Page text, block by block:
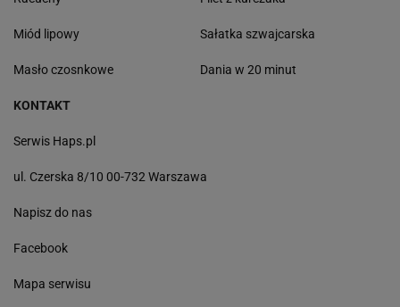
Miód lipowy
Masło czosnkowe
Sałatka szwajcarska
Dania w 20 minut
KONTAKT
Serwis Haps.pl
ul. Czerska 8/10 00-732 Warszawa
Napisz do nas
Facebook
Mapa serwisu